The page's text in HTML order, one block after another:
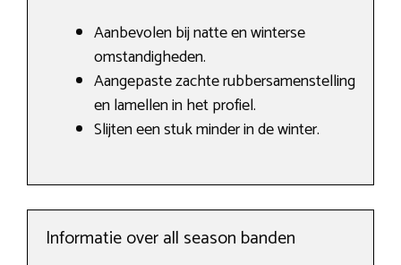
Aanbevolen bij natte en winterse
omstandigheden.
Aangepaste zachte rubbersamenstelling
en lamellen in het profiel.
Slijten een stuk minder in de winter.
Informatie over all season banden